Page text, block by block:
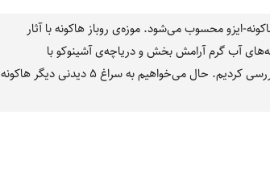
ایزو محسوب می‌شود. موزه‌ی روباز هاکونه با آثار
آب گرم آرامش بخش و دریاچه‌ی آشینوکو با
چشم‌اندازی دلربا به کوه فوجی، جاذبه‌هایی بودند که در بخش اول این مقاله معرفی و بررسی کردیم. حال می‌خواهیم به سراغ ۵ دیدنی دیگر هاکونه